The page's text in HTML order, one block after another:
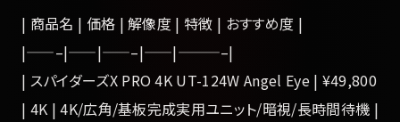
| 商品名 | 価格 | 解像度 | 特徴 | おすすめ度 |
|——–|——|——–|——|———–|
| スパイダーズX PRO 4K UT-124W Angel Eye | ¥49,800
| 4K | 4K/広角/基板完成実用ユニット/暗視/長時間待機 |